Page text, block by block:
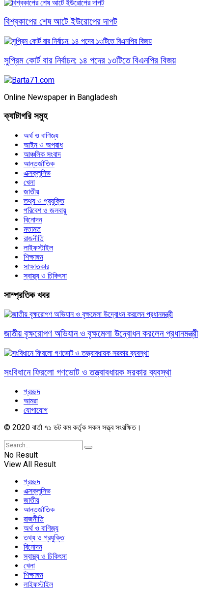
বিশ্বকাপের শেষ আটে ইউরোপের দাপট
সুপ্রিম কোর্ট বার নির্বাচন: ১৪ পদের ১৩টিতে বিএনপির বিজয়
Online Newspaper in Bangladesh
ক্যাটাগরি সমুহ
অর্থ ও বাণিজ্য
আইন ও অপরাধ
আঞ্চলিক সংবাদ
আন্তর্জাতিক
এক্সক্লুসিভ
খেলা
জাতীয়
তথ্য ও প্রযুক্তি
পরিবেশ ও জলবায়ু
বিনোদন
মতামত
রাজনীতি
লাইফস্টাইল
শিক্ষাঙ্গন
সাক্ষাতকার
স্বাস্থ্য ও চিকিৎসা
সাম্প্রতিক খবর
জাতীয় বৃক্ষরোপণ অভিযান ও বৃক্ষমেলা উদ্বোধন করলেন প্রধানমন্ত্রী
সংবিধানে ফিরলো গণভোট ও তত্ত্বাবধায়ক সরকার ব্যবস্থা
প্রচ্ছদ
আমরা
যোগাযোগ
© 2020 বার্তা ৭১ ডট কম কর্তৃক সকল সত্ত্ব সংরক্ষিত।
No Result
View All Result
প্রচ্ছদ
এক্সক্লুসিভ
জাতীয়
আন্তর্জাতিক
রাজনীতি
অর্থ ও বাণিজ্য
তথ্য ও প্রযুক্তি
বিনোদন
স্বাস্থ্য ও চিকিৎসা
খেলা
শিক্ষাঙ্গন
লাইফস্টাইল